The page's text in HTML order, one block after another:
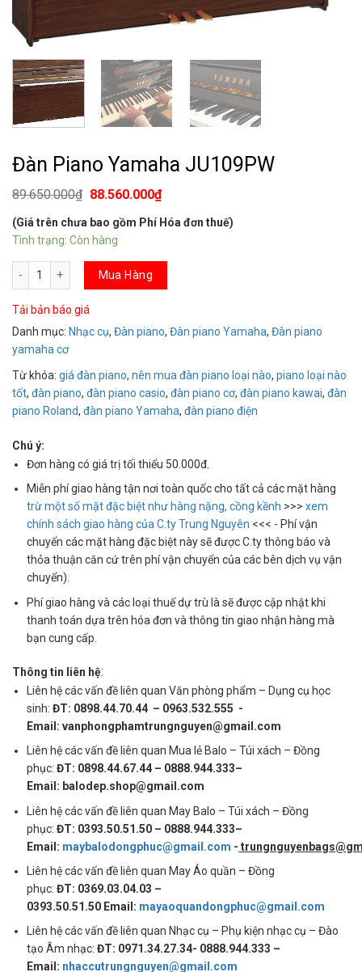
Đàn Piano Yamaha JU109PW
89.650.000₫ 88.560.000₫
(Giá trên chưa bao gồm Phí Hóa đơn thuế)
Tình trạng: Còn hàng
Đàn Piano Yamaha JU109PW số lượng
Mua Hàng
Tải bản báo giá
Danh mục: Nhạc cụ, Đàn piano, Đàn piano Yamaha, Đàn piano
yamaha cơ
Từ khóa: giá đàn piano, nên mua đàn piano loại nào, piano loại nào
tốt, đàn piano, đàn piano casio, đàn piano cơ, đàn piano kawai, đàn
piano Roland, đàn piano Yamaha, đàn piano điện
Chú ý:
Đơn hàng có giá trị tối thiểu 50.000đ.
Miễn phí giao hàng tận nơi toàn quốc cho tất cả các mặt hàng
trừ một số mặt đặc biệt như hàng nặng, cồng kềnh >>>xem
chính sách giao hàng của C.ty Trung Nguyên <<< - Phí vận
chuyển các mặt hàng đặc biệt này sẽ được C.ty thông báo và
thỏa thuận căn cứ trên phí vận chuyển của các bên dịch vụ vận
chuyển).
Phí giao hàng và các loại thuế dự trù là sẽ được cập nhật khi
thanh toán dựa trên hóa đơn và thông tin giao nhận hàng mà
bạn cung cấp.
Thông tin liên hệ:
Liên hệ các vấn đề liên quan Văn phòng phẩm – Dụng cụ học
sinh:ĐT: 0898.44.70.44 – 0963.532.555 -
Email: vanphongphamtrungnguyen@gmail.com
Liên hệ các vấn đề liên quan Mua lẻ Balo – Túi xách – Đồng
phục:ĐT: 0898.44.67.44 – 0888.944.333–
Email: balodep.shop@gmail.com
Liên hệ các vấn đề liên quan May Balo – Túi xách – Đồng
phục:ĐT: 0393.50.51.50 – 0888.944.333–
Email: maybalodongphuc@gmail.com -
Liên hệ các vấn đề liên quan May Áo quần – Đồng
phục:ĐT: 0369.03.04.03 –
0393.50.51.50 Email: mayaoquandongphuc@gmail.com
Liên hệ các vấn đề liên quan Nhạc cụ – Phụ kiện nhạc cụ – Đào
tạo Âm nhạc:ĐT: 0971.34.27.34- 0888.944.333 –
Email: nhaccutrungnguyen@gmail.com